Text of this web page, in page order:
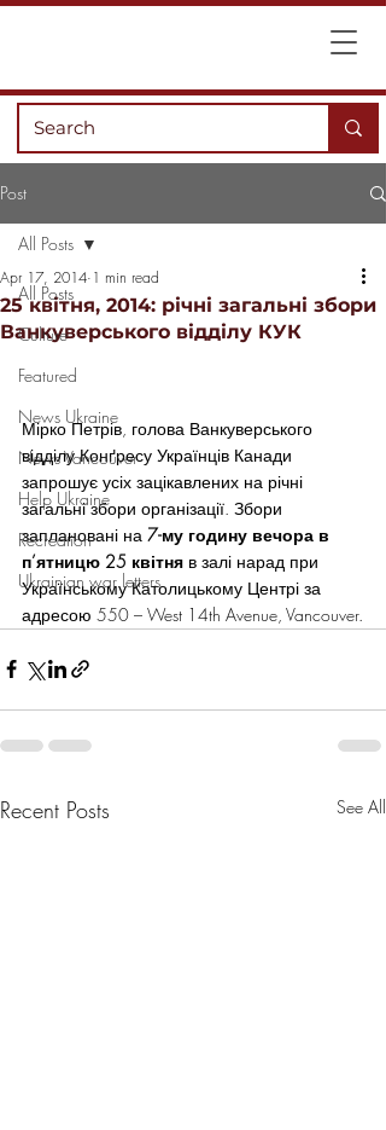
Post
All Posts
Culture
Featured
News Ukraine
News Vancouver
Help Ukraine
Recreation
Ukrainian war letters
All Posts
25 квітня, 2014: річні загальні збори
Ванкуверського відділу КУК
Apr 17, 2014 1 min read
Мірко Петрів, голова Ванкуверського
відділу Конґресу Українців Канади
запрошує усіх зацікавлених на річні
загальні збори організації. Збори
заплановані на 7-му годину вечора в
п’ятницю 25 квітня в залі нарад при
Українському Католицькому Центрі за
адресою 550 – West 14th Avenue, Vancouver.
Recent Posts See All